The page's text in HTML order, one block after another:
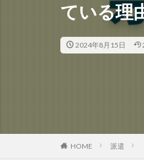
ている理
2024年8月15日
HOME 派遣